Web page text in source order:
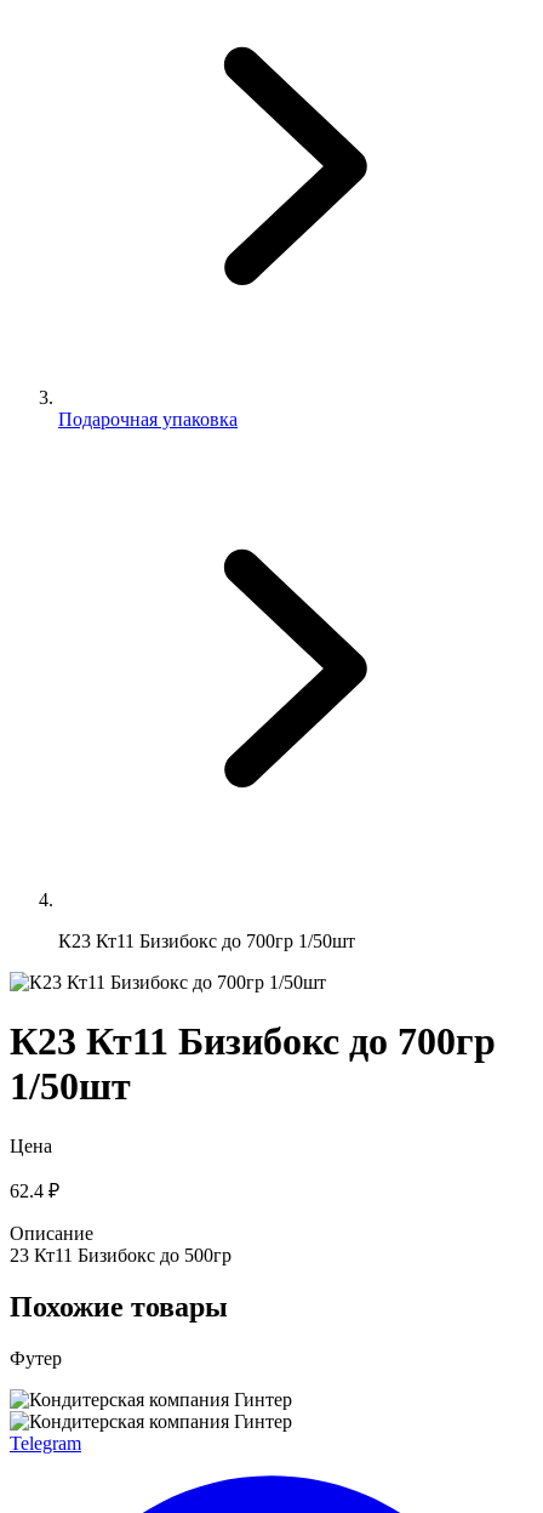
Подарочная упаковка
К23 Кт11 Бизибокс до 700гр 1/50шт
К23 Кт11 Бизибокс до 700гр
1/50шт
Цена
62.4 ₽
Описание
23 Кт11 Бизибокс до 500гр
Похожие товары
Футер
Telegram